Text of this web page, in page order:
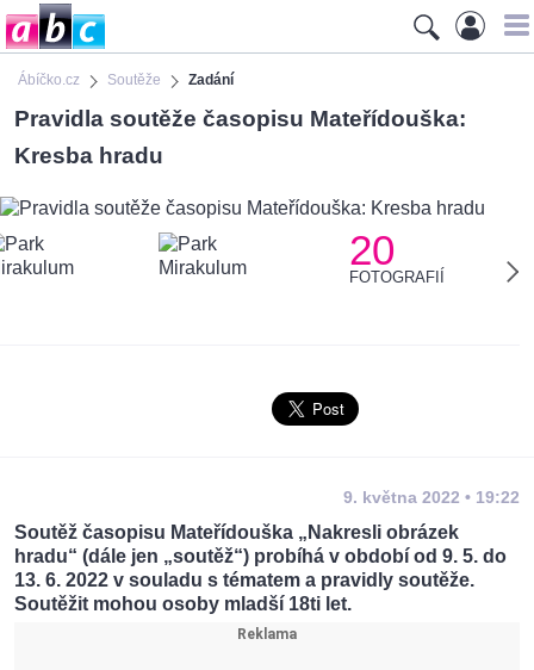
Ábíčko.cz Soutěže Zadání
Pravidla soutěže časopisu Mateřídouška:
Kresba hradu
20
FOTOGRAFIÍ
9. května 2022 • 19:22
Soutěž časopisu Mateřídouška „Nakresli obrázek
hradu“ (dále jen „soutěž“) probíhá v období od 9. 5. do
13. 6. 2022 v souladu s tématem a pravidly soutěže.
Soutěžit mohou osoby mladší 18ti let.